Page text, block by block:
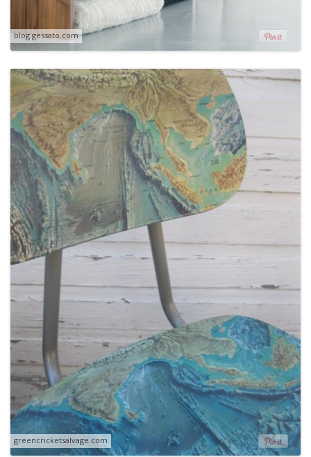
blog.gessato.com
greencricketsalvage.com